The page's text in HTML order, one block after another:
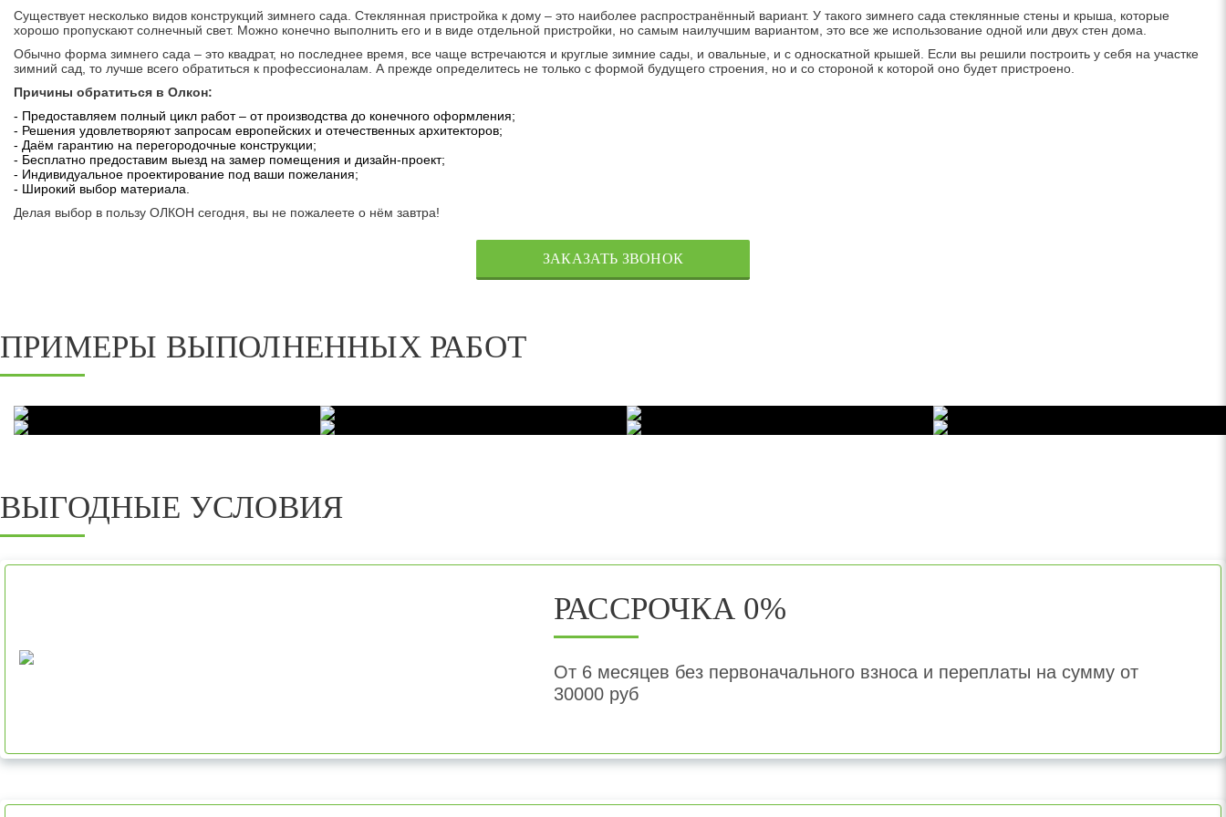
Существует несколько видов конструкций зимнего сада. Стеклянная пристройка к дому – это наиболее распространённый вариант. У такого зимнего сада стеклянные стены и крыша, которые
хорошо пропускают солнечный свет. Можно конечно выполнить его и в виде отдельной пристройки, но самым наилучшим вариантом, это все же использование одной или двух стен дома.
Обычно форма зимнего сада – это квадрат, но последнее время, все чаще встречаются и круглые зимние сады, и овальные, и с односкатной крышей. Если вы решили построить у себя на участке
зимний сад, то лучше всего обратиться к профессионалам. А прежде определитесь не только с формой будущего строения, но и со стороной к которой оно будет пристроено.
Причины обратиться в Олкон:
- Предоставляем полный цикл работ – от производства до конечного оформления;
- Решения удовлетворяют запросам европейских и отечественных архитекторов;
- Даём гарантию на перегородочные конструкции;
- Бесплатно предоставим выезд на замер помещения и дизайн-проект;
- Индивидуальное проектирование под ваши пожелания;
- Широкий выбор материала.
Делая выбор в пользу ОЛКОН сегодня, вы не пожалеете о нём завтра!
ЗАКАЗАТЬ ЗВОНОК
ПРИМЕРЫ ВЫПОЛНЕННЫХ РАБОТ
ВЫГОДНЫЕ УСЛОВИЯ
РАССРОЧКА 0%
От 6 месяцев без первоначального взноса и переплаты на сумму от
30000 руб